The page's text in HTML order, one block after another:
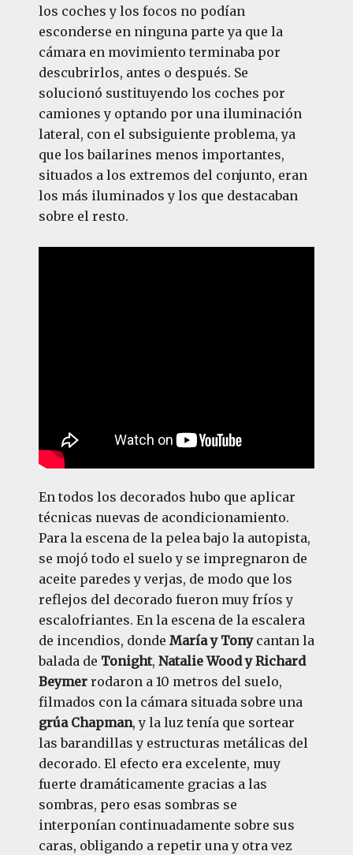
los coches y los focos no podían
esconderse en ninguna parte ya que la
cámara en movimiento terminaba por
descubrirlos, antes o después. Se
solucionó sustituyendo los coches por
camiones y optando por una iluminación
lateral, con el subsiguiente problema, ya
que los bailarines menos importantes,
situados a los extremos del conjunto, eran
los más iluminados y los que destacaban
sobre el resto.
En todos los decorados hubo que aplicar
técnicas nuevas de acondicionamiento.
Para la escena de la pelea bajo la autopista,
se mojó todo el suelo y se impregnaron de
aceite paredes y verjas, de modo que los
reflejos del decorado fueron muy fríos y
escalofriantes. En la escena de la escalera
de incendios, donde María y Tonycantan la
balada de Tonight, Natalie Wood y Richard
Beymerrodaron a 10 metros del suelo,
filmados con la cámara situada sobre una
grúa Chapman, y la luz tenía que sortear
las barandillas y estructuras metálicas del
decorado. El efecto era excelente, muy
fuerte dramáticamente gracias a las
sombras, pero esas sombras se
interponían continuadamente sobre sus
caras, obligando a repetir una y otra vez